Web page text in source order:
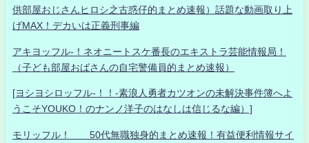
供部屋おじさんヒロシ之古惑仔的まとめ速報）話題な動画取り上
げMAX！デカいは正義刑事編
アキヨッフル-！ネオニートスケ番長のエキストラ芸能情報局！
（子ども部屋おばさんの自宅警備員的まとめ速報）
[ヨシヨシロッフル-！！-素浪人勇者カツオンの未解決事件簿へよ
うこそYOUKO！のナンノ洋子のはなしは信じるな編）]
モリッフル！ 50代無職独身的まとめ速報！有益便利情報サイ